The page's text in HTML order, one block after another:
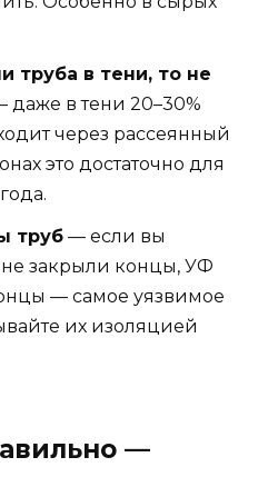
труба в тени, то не
даже в тени 20–30%
через рассеянный
это достаточно для
труб — если вы
не закрыли концы, УФ
— самое уязвимое
их изоляцией
—